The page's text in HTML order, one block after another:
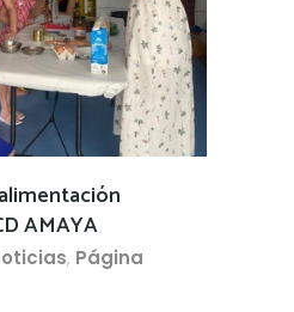
AMAYA
, Página